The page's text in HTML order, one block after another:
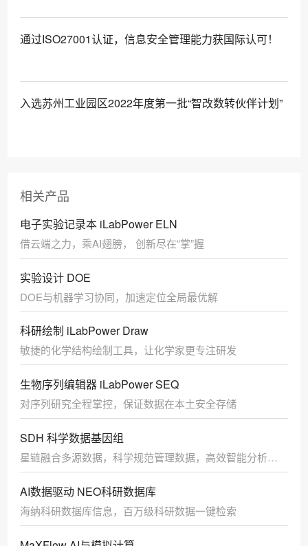
通过ISO27001认证，信息安全管理能力获国际认可！
入选苏州工业园区2022年度第一批“智改数转伙伴计划”
相关产品
电子实验记录本 iLabPower ELN
借云端之力，乘AI翅膀， 创新尽在“掌”握
实验设计 DOE
DOE与机器学习协同，加速定位全局最优解
科研绘制 iLabPower Draw
敏捷的化学结构绘制工具，让化学家更专注研发
生物序列编辑器 iLabPower SEQ
对序列研究全程掌控，保证数据在本土安全存储
SDH 科学数据基因组
星链融合多源数据，科学规范管理数据，高效智能分析数
据
AI数据驱动 NEO科研数据库
海纳科研数据库信息，百万级科研数据一键检索